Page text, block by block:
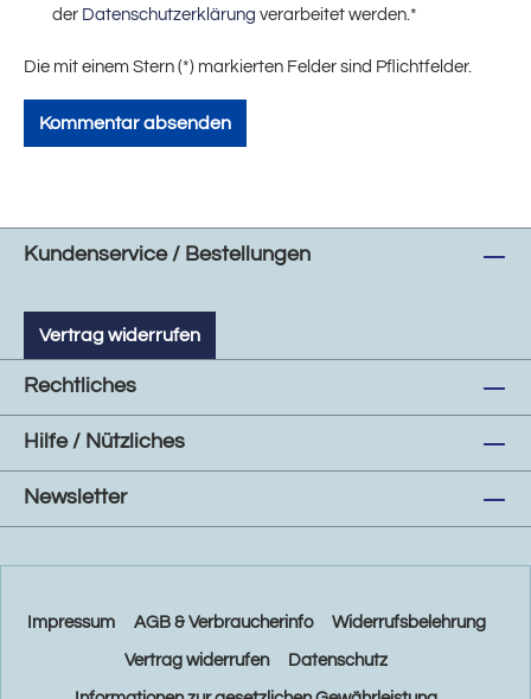
der Datenschutzerklärung verarbeitet werden.*
Die mit einem Stern (*) markierten Felder sind Pflichtfelder.
Kommentar absenden
Kundenservice / Bestellungen
Vertrag widerrufen
Rechtliches
Hilfe / Nützliches
Newsletter
Impressum AGB & Verbraucherinfo Widerrufsbelehrung
Vertrag widerrufen Datenschutz